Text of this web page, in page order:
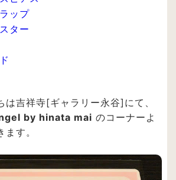
ップ
ター
は吉祥寺[ギャラリー永谷]にて、
by hinata mai のコーナーよ
す。